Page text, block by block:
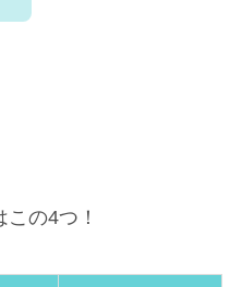
の4つ！